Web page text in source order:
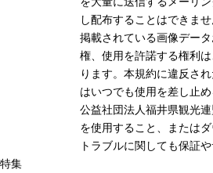
し配布することはできませ
掲載されている画像デー
権、使用を許諾する権利
ります。本規約に違反さ
はいつでも使用を差し止
公益社団法人福井県観光
を使用すること、または
トラブルに関しても保証
特集